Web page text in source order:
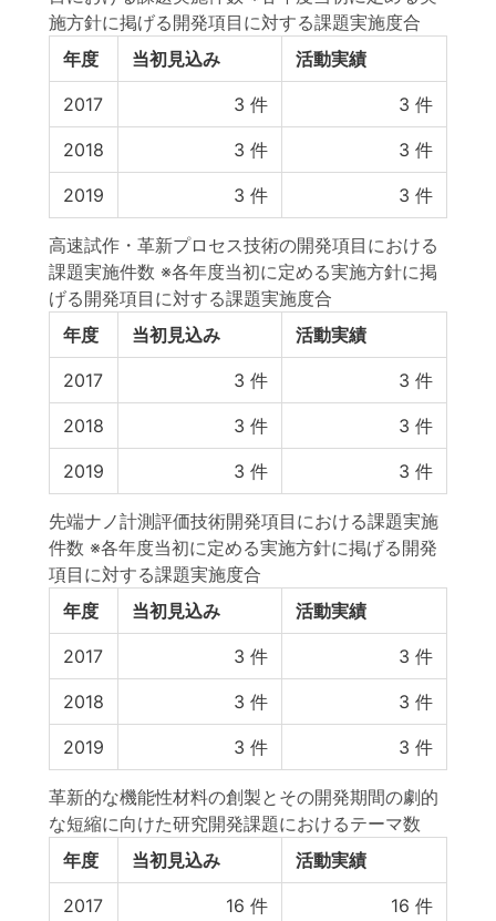
施方針に掲げる開発項目に対する課題実施度合
年度
当初見込み 活動実績
2017 3 件 3 件
2018 3 件 3 件
2019 3 件 3 件
高速試作・革新プロセス技術の開発項目における
課題実施件数 ※各年度当初に定める実施方針に掲
げる開発項目に対する課題実施度合
年度
当初見込み 活動実績
2017 3 件 3 件
2018 3 件 3 件
2019 3 件 3 件
先端ナノ計測評価技術開発項目における課題実施
件数 ※各年度当初に定める実施方針に掲げる開発
項目に対する課題実施度合
年度
当初見込み 活動実績
2017 3 件 3 件
2018 3 件 3 件
2019 3 件 3 件
革新的な機能性材料の創製とその開発期間の劇的
な短縮に向けた研究開発課題におけるテーマ数
年度
当初見込み 活動実績
2017 16 件 16 件